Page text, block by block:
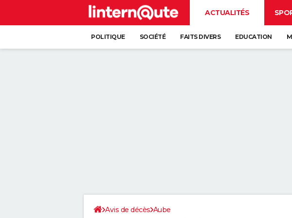
ACTUALITÉS
POLITIQUE SOCIÉTÉ FAITS DIVERS EDUCATION
Avis de décès Aube